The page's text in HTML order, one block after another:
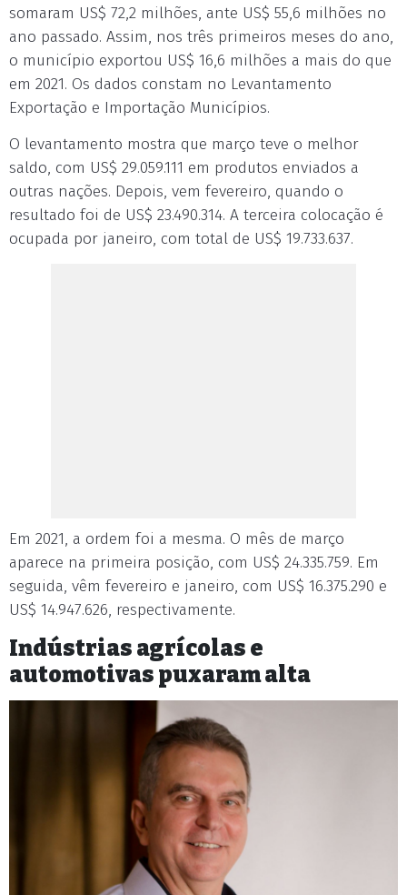
somaram US$ 72,2 milhões, ante US$ 55,6 milhões no
ano passado. Assim, nos três primeiros meses do ano,
o município exportou US$ 16,6 milhões a mais do que
em 2021. Os dados constam no Levantamento
Exportação e Importação Municípios.
O levantamento mostra que março teve o melhor
saldo, com US$ 29.059.111 em produtos enviados a
outras nações. Depois, vem fevereiro, quando o
resultado foi de US$ 23.490.314. A terceira colocação é
ocupada por janeiro, com total de US$ 19.733.637.
Em 2021, a ordem foi a mesma. O mês de março
aparece na primeira posição, com US$ 24.335.759. Em
seguida, vêm fevereiro e janeiro, com US$ 16.375.290 e
US$ 14.947.626, respectivamente.
Indústrias agrícolas e
automotivas puxaram alta